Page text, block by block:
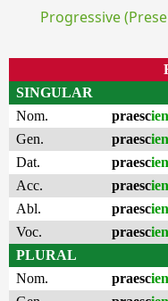
Progressive
SINGULAR
Nom.
praesc
Gen.
praesc
Dat.
praesc
Acc.
praesc
Abl.
praesc
Voc.
praesc
PLURAL
Nom.
praesc